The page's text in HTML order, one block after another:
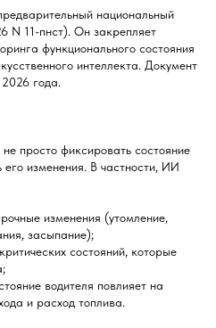
национальный
N 11-пнст). Он закрепляет
функционального состояния
интеллекта. Документ
года.
просто фиксировать состояние
его изменения. В частности, ИИ
изменения (утомление,
засыпание);
состояний, которые
водителя повлияет на
и расход топлива.